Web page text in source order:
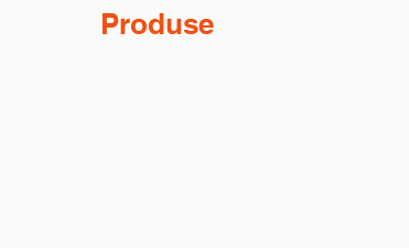
Produse